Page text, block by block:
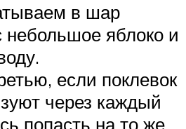
в шар
небольшое яблоко и
если поклевок
через каждый
попасть на то же